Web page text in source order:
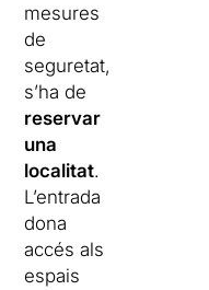
mesures
de
seguretat,
s’ha de
reservar
una
localitat.
L’entrada
dona
accés als
espais